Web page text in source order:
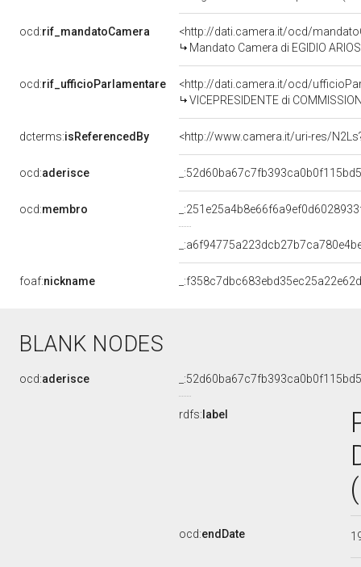
ocd:rif_mandatoCamera
<http://dati.camera.it/ocd/
Mandato Camera di EGIDIO
ocd:rif_ufficioParlamentare
<http://dati.camera.it/ocd/
VICEPRESIDENTE di COMMISSIONE SPECIALE PER L'ESAME DEL DISEGNO DI LEGGE N. 11: "CONVERSIONE IN
dcterms:isReferencedBy <http://www.camera.it/uri-res/
ocd:aderisce
ocd:membro
foaf:nickname
BLANK NODES
ocd:aderisce
rdfs: label
ocd:endDate